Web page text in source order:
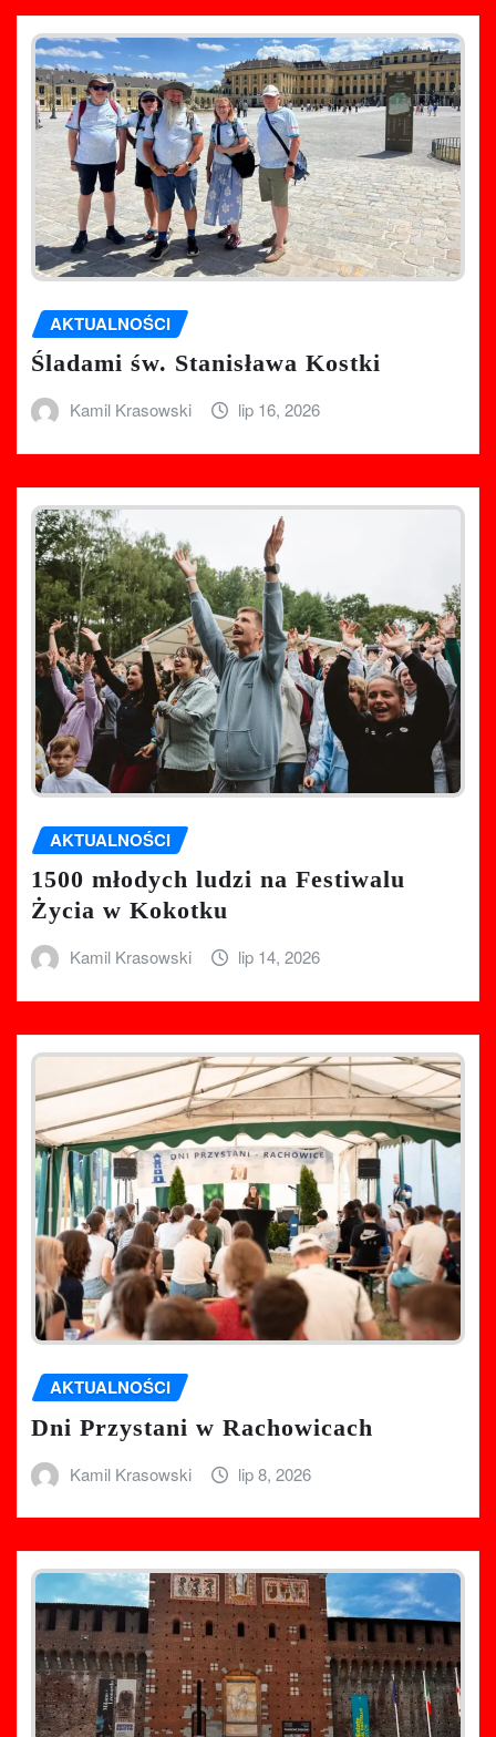
AKTUALNOŚCI
Śladami św. Stanisława Kostki
Kamil Krasowski lip 16, 2026
AKTUALNOŚCI
1500 młodych ludzi na Festiwalu
Życia w Kokotku
Kamil Krasowski lip 14, 2026
AKTUALNOŚCI
Dni Przystani w Rachowicach
Kamil Krasowski lip 8, 2026